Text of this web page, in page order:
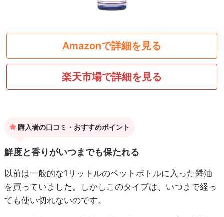
Amazonで詳細を見る
楽天市場で詳細を見る
購入者の口コミ・おすすめポイント
鮮度と香りがいつまでも保たれる
以前は一般的な1リットルのペットボトルに入った醤油
を買っていました。しかしこのタイプは、いつまで経っ
ても使い切れないのです。